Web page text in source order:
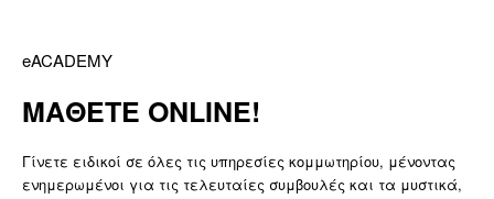
eACADEMY
ΜΑΘΕΤΕ ONLINE!
Γίνετε ειδικοί σε όλες τις υπηρεσίες κομμωτηρίου, μένοντας
ενημερωμένοι για τις τελευταίες συμβουλές και τα μυστικά,